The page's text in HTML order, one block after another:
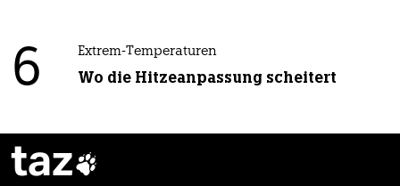
6 Extrem-Temperaturen
Wo die Hitzeanpassung scheitert
taz